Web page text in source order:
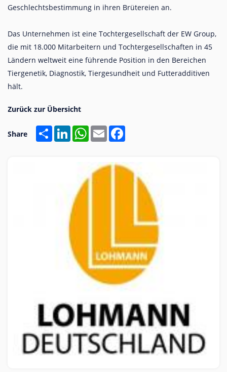
Geschlechtsbestimmung in ihren Brütereien an.
Das Unternehmen ist eine Tochtergesellschaft der EW Group,
die mit 18.000 Mitarbeitern und Tochtergesellschaften in 45
Ländern weltweit eine führende Position in den Bereichen
Tiergenetik, Diagnostik, Tiergesundheit und Futteradditiven
hält.
Share Share LinkedInWhatsApp
Email